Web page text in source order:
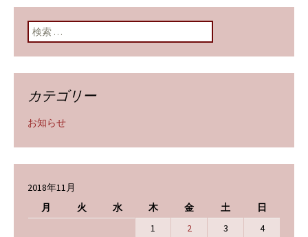
検索:
カテゴリー
お知らせ
2018年11月
月
火 水 木 金 土
日
1
2 3 4